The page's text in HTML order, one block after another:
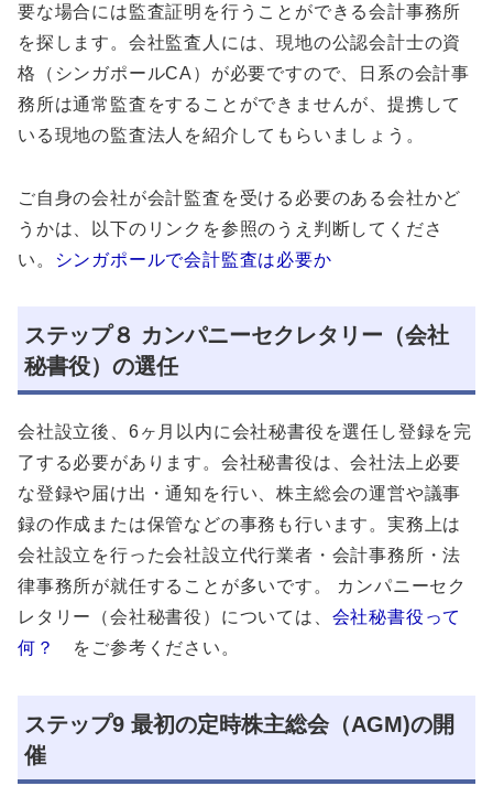
要な場合には監査証明を行うことができる会計事務所
を探します。会社監査人には、現地の公認会計士の資
格（シンガポールCA）が必要ですので、日系の会計事
務所は通常監査をすることができませんが、提携して
いる現地の監査法人を紹介してもらいましょう。
ご自身の会社が会計監査を受ける必要のある会社かど
うかは、以下のリンクを参照のうえ判断してくださ
い。
シンガポールで会計監査は必要か
ステップ８ カンパニーセクレタリー（会社
秘書役）の選任
会社設立後、6ヶ月以内に会社秘書役を選任し登録を完
了する必要があります。会社秘書役は、会社法上必要
な登録や届け出・通知を行い、株主総会の運営や議事
録の作成または保管などの事務も行います。実務上は
会社設立を行った会社設立代行業者・会計事務所・法
律事務所が就任することが多いです。 カンパニーセク
レタリー（会社秘書役）については、 会社秘書役って
何？
をご参考ください。
ステップ9 最初の定時株主総会（AGM)の開
催